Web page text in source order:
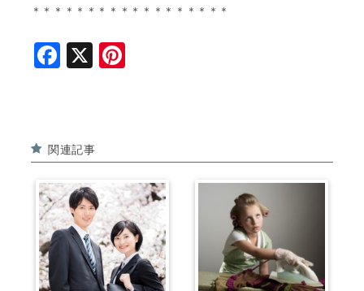
＊＊＊＊＊＊＊＊＊＊＊＊＊＊＊＊＊＊
F
b
o
o
k
X Pi
r
e
st
関連記事